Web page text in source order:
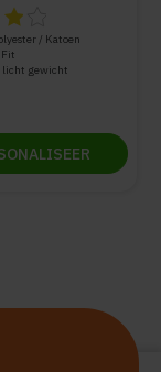
5 van dit
/ Katoen
licht gewicht